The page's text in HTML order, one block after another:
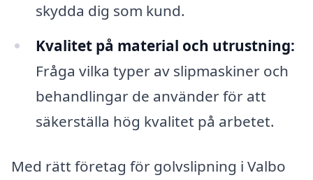
skydda dig som kund.
Kvalitet på material och utrustning:
Fråga vilka typer av slipmaskiner och
behandlingar de använder för att
säkerställa hög kvalitet på arbetet.
Med rätt företag för golvslipning i Valbo